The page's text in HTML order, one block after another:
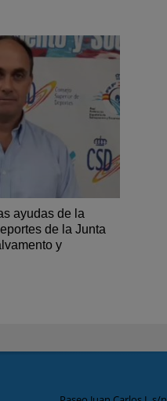
ayudas de la
de la Junta
y